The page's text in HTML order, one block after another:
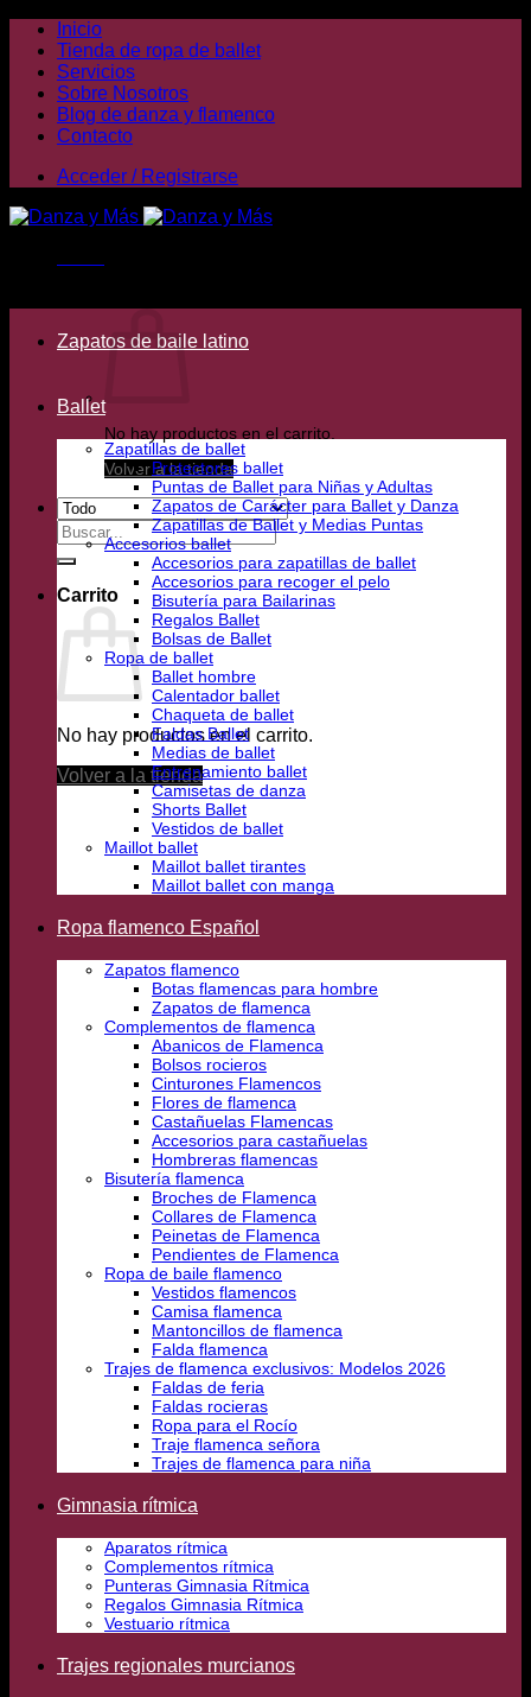
Saltar
contenido
Inicio
Tienda de ropa de ballet
Servicios
Sobre Nosotros
Blog de danza y flamenco
Contacto
Acceder / Registrarse
No hay productos en el carrito.
Volver a la tienda
Buscar
por:
Carrito
No hay productos en el carrito.
Volver a la tienda
Zapatos de baile latino
Ballet
Zapatillas de ballet
Protectores ballet
Puntas de Ballet para Niñas y Adultas
Zapatos de Carácter para Ballet y Danza
Zapatillas de Ballet y Medias Puntas
Accesorios ballet
Accesorios para zapatillas de ballet
Accesorios para recoger el pelo
Bisutería para Bailarinas
Regalos Ballet
Bolsas de Ballet
Ropa de ballet
Ballet hombre
Calentador ballet
Chaqueta de ballet
Faldas Ballet
Medias de ballet
Entrenamiento ballet
Camisetas de danza
Shorts Ballet
Vestidos de ballet
Maillot ballet
Maillot ballet tirantes
Maillot ballet con manga
Ropa flamenco Español
Zapatos flamenco
Botas flamencas para hombre
Zapatos de flamenca
Complementos de flamenca
Abanicos de Flamenca
Bolsos rocieros
Cinturones Flamencos
Flores de flamenca
Castañuelas Flamencas
Accesorios para castañuelas
Hombreras flamencas
Bisutería flamenca
Broches de Flamenca
Collares de Flamenca
Peinetas de Flamenca
Pendientes de Flamenca
Ropa de baile flamenco
Vestidos flamencos
Camisa flamenca
Mantoncillos de flamenca
Falda flamenca
Trajes de flamenca exclusivos: Modelos 2026
Faldas de feria
Faldas rocieras
Ropa para el Rocío
Traje flamenca señora
Trajes de flamenca para niña
Gimnasia rítmica
Aparatos rítmica
Complementos rítmica
Punteras Gimnasia Rítmica
Regalos Gimnasia Rítmica
Vestuario rítmica
Trajes regionales murcianos